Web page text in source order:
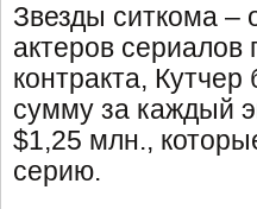
Звезды ситкома –
актеров
контракта,
сумму за каждый
$1,25 млн.,
серию.